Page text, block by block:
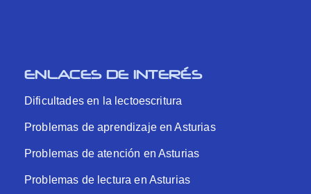
ENLACES DE INTERÉS
Dificultades en la lectoescritura
Problemas de aprendizaje en Asturias
Problemas de atención en Asturias
Problemas de lectura en Asturias